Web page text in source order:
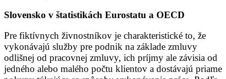
Slovensko v štatistikách Eurostatu a OECD
Pre fiktívnych živnostníkov je charakteristické to, že
vykonávajú služby pre podnik na základe zmluvy
odlišnej od pracovnej zmluvy, ich príjmy ale závisia od
jedného alebo malého počtu klientov a dostávajú priame